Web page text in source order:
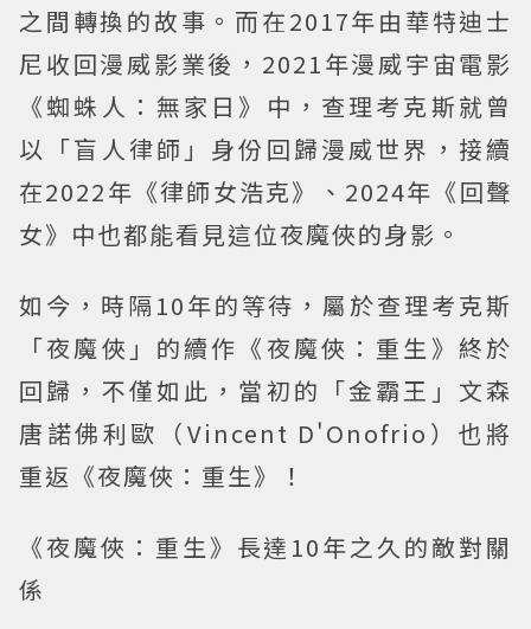
之間轉換的故事。而在2017年由華特迪士
尼收回漫威影業後，2021年漫威宇宙電影
《蜘蛛人：無家日》中，查理考克斯就曾
以「盲人律師」身份回歸漫威世界，接續
在2022年《律師女浩克》、2024年《回聲
女》中也都能看見這位夜魔俠的身影。
如今，時隔10年的等待，屬於查理考克斯
「夜魔俠」的續作《夜魔俠：重生》終於
回歸，不僅如此，當初的「金霸王」文森
唐諾佛利歐（Vincent D'Onofrio）也將
重返《夜魔俠：重生》！
《夜魔俠：重生》長達10年之久的敵對關
係